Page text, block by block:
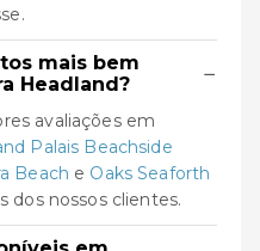
mais bem
Headland?
−
avaliações em
Palais Beachside
Beach e Oaks Seaforth
dos nossos clientes.